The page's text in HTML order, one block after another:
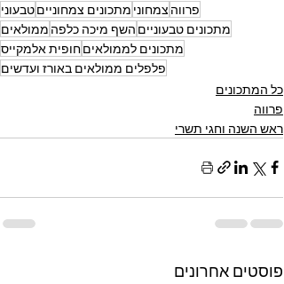
פרווה צמחוני מתכונים צמחונייםטבעוני
מתכונים טבעוניים השף מיכה כלפה ממולאים
מתכונים לממולאיםחופית אלמקייס
פלפלים ממולאים באורז ועדשים
כל המתכונים
פרווה
ראש השנה וחגי תשרי
פוסטים אחרונים